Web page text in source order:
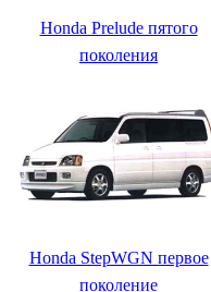
Honda Prelude пятого
поколения
Honda StepWGN первое
поколение